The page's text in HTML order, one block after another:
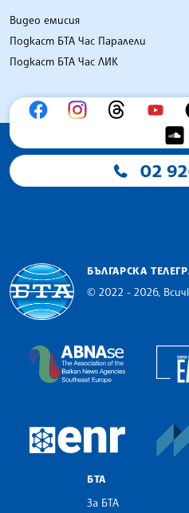
Видео емисия
Подкаст БТА Час Паралели
Подкаст БТА Час ЛИК
02
БЪЛГАРСКА
© 2022 - 2026,
The
European
БТА
За БТА